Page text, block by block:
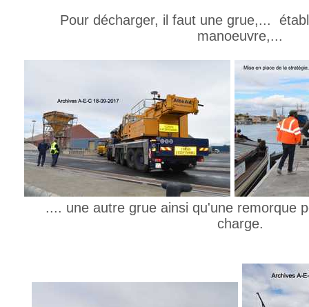
Pour décharger, il faut une grue,...
manoeuvre,...
.... une autre grue ainsi qu'une remorque
charge.